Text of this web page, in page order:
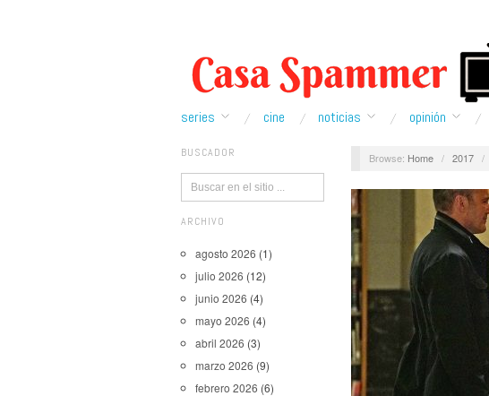
series cine noticias opinión
BUSCADOR
ARCHIVO
agosto 2026 (1)
julio 2026 (12)
junio 2026 (4)
mayo 2026 (4)
abril 2026 (3)
marzo 2026 (9)
febrero 2026 (6)
Browse: Home / 2017 /